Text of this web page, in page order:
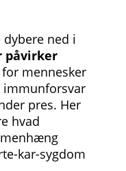
ned i
påvirker
mennesker
immunforsvar
pres. Her
hvad
kar-sygdom